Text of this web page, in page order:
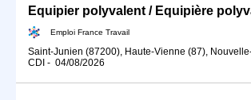
Emploi France Travail
Saint-Junien (87200), Haute-Vienne (87),
CDI - 04/08/2026